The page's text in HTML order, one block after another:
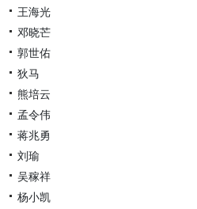
王海光
邓晓芒
郭世佑
狄马
熊培云
孟令伟
蒋兆勇
刘瑜
吴稼祥
杨小凯